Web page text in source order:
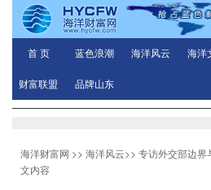
首 页 蓝色浪潮 海洋风云 海洋
财富联盟 品牌山东
海洋财富网 >> 海洋风云>> 专访外交部边界
文内容